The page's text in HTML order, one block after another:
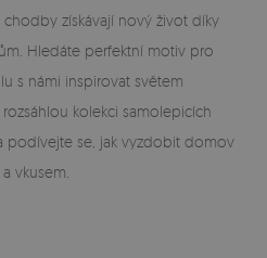
získávají nový život díky
Hledáte perfektní motiv pro
s námi inspirovat světem
kolekci samolepicích
podívejte se, jak vyzdobit domov
vkusem.